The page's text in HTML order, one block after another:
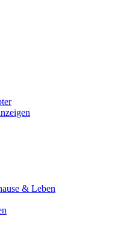
& Leben